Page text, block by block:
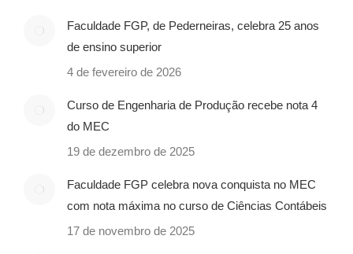
Faculdade FGP, de Pederneiras, celebra 25 anos
de ensino superior
4 de fevereiro de 2026
Curso de Engenharia de Produção recebe nota 4
do MEC
19 de dezembro de 2025
Faculdade FGP celebra nova conquista no MEC
com nota máxima no curso de Ciências Contábeis
17 de novembro de 2025